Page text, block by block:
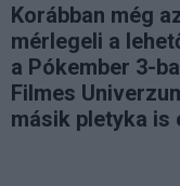
Korábban még
mérlegeli a
a Pókember 3-
Filmes
másik pletyka is